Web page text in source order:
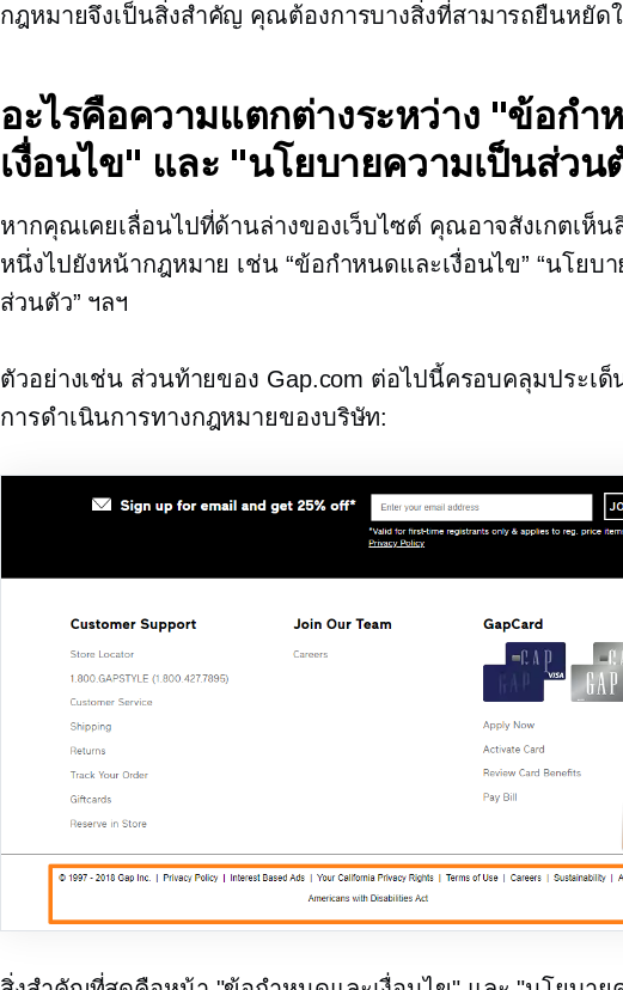
กฎหมายจึงเป็นสิ่งสำคัญ คุณต้องการบางสิ่งที่สามารถยืนหยัด
อะไรคือความแตกต่างระหว่าง "ข้อกำ
เงื่อนไข" และ "นโยบายความเป็นส่วน
หากคุณเคยเลื่อนไปที่ด้านล่างของเว็บไซต์ คุณอาจสังเกตเห็น
หนึ่งไปยังหน้ากฎหมาย เช่น “ข้อกำหนดและเงื่อนไข” “นโยบ
ส่วนตัว” ฯลฯ
ตัวอย่างเช่น ส่วนท้ายของ Gap.com ต่อไปนี้ครอบคลุมประเ
การดำเนินการทางกฎหมายของบริษัท: